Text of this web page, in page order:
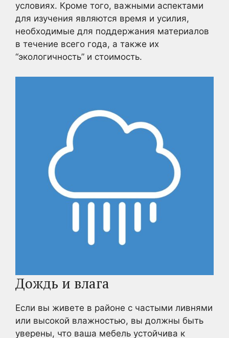
условиях. Кроме того, важными аспектами
для изучения являются время и усилия,
необходимые для поддержания материалов
в течение всего года, а также их
“экологичность” и стоимость.
Дождь и влага
Если вы живете в районе с частыми ливнями
или высокой влажностью, вы должны быть
уверены, что ваша мебель устойчива к